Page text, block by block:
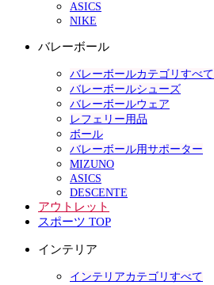
ASICS
NIKE
バレーボール
バレーボールカテゴリすべて
バレーボールシューズ
バレーボールウェア
レフェリー用品
ボール
バレーボール用サポーター
MIZUNO
ASICS
DESCENTE
アウトレット
スポーツ TOP
インテリア
インテリアカテゴリすべて